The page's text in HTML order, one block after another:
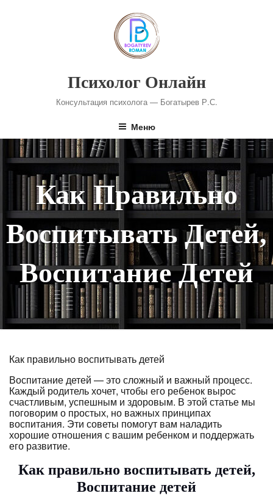
Психолог Онлайн
Консультация психолога — Богатырев Р.С.
Меню
Как Правильно
Воспитывать Детей,
Воспитание Детей
Как правильно воспитывать детей
Воспитание детей — это сложный и важный процесс.
Каждый родитель хочет, чтобы его ребенок вырос
счастливым, успешным и здоровым. В этой статье мы
поговорим о простых, но важных принципах
воспитания. Эти советы помогут вам наладить
хорошие отношения с вашим ребенком и поддержать
его развитие.
Как правильно воспитывать детей,
Воспитание детей